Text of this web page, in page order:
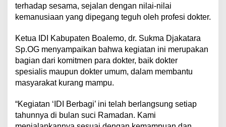
terhadap sesama, sejalan dengan nilai-nilai
kemanusiaan yang dipegang teguh oleh profesi dokter.
Ketua IDI Kabupaten Boalemo, dr. Sukma Djakatara
Sp.OG menyampaikan bahwa kegiatan ini merupakan
bagian dari komitmen para dokter, baik dokter
spesialis maupun dokter umum, dalam membantu
masyarakat kurang mampu.
“Kegiatan ‘IDI Berbagi’ ini telah berlangsung setiap
tahunnya di bulan suci Ramadan. Kami